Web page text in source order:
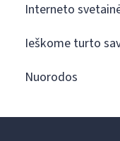
Interneto
Ieškome turto
Nuorodos